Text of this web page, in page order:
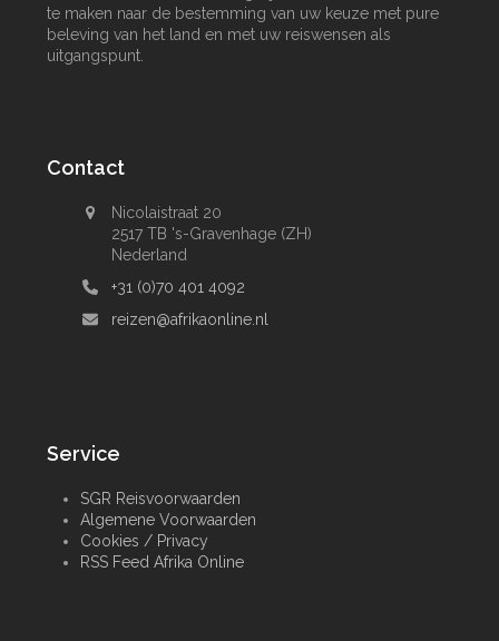
te maken naar de bestemming van uw keuze met pure
beleving van het land en met uw reiswensen als
uitgangspunt.
Contact
Nicolaistraat 20
2517 TB 's-Gravenhage (ZH)
Nederland
+31 (0)70 401 4092
reizen@afrikaonline.nl
Service
SGR Reisvoorwaarden
Algemene Voorwaarden
Cookies / Privacy
RSS Feed Afrika Online